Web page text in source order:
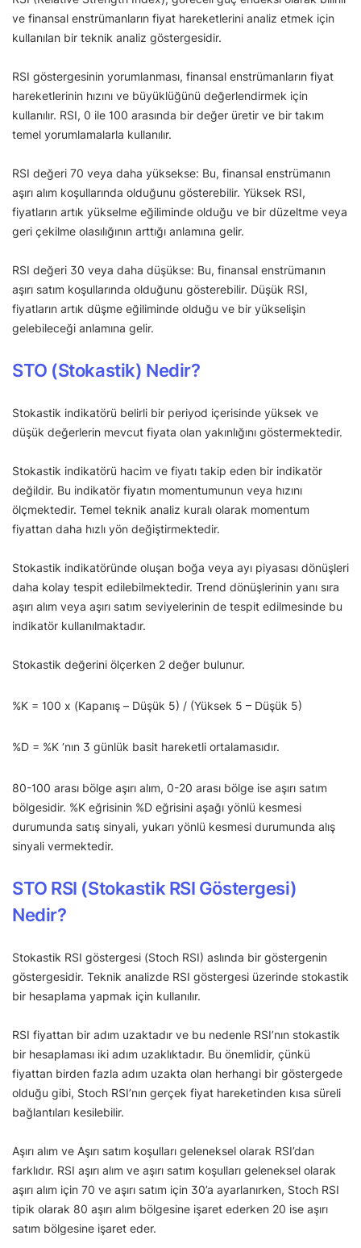
ve finansal enstrümanların fiyat hareketlerini analiz etmek için
kullanılan bir teknik analiz göstergesidir.
RSI göstergesinin yorumlanması, finansal enstrümanların fiyat
hareketlerinin hızını ve büyüklüğünü değerlendirmek için
kullanılır. RSI, 0 ile 100 arasında bir değer üretir ve bir takım
temel yorumlamalarla kullanılır.
RSI değeri 70 veya daha yüksekse: Bu, finansal enstrümanın
aşırı alım koşullarında olduğunu gösterebilir. Yüksek RSI,
fiyatların artık yükselme eğiliminde olduğu ve bir düzeltme veya
geri çekilme olasılığının arttığı anlamına gelir.
RSI değeri 30 veya daha düşükse: Bu, finansal enstrümanın
aşırı satım koşullarında olduğunu gösterebilir. Düşük RSI,
fiyatların artık düşme eğiliminde olduğu ve bir yükselişin
gelebileceği anlamına gelir.
STO (Stokastik) Nedir?
Stokastik indikatörü belirli bir periyod içerisinde yüksek ve
düşük değerlerin mevcut fiyata olan yakınlığını göstermektedir.
Stokastik indikatörü hacim ve fiyatı takip eden bir indikatör
değildir. Bu indikatör fiyatın momentumunun veya hızını
ölçmektedir. Temel teknik analiz kuralı olarak momentum
fiyattan daha hızlı yön değiştirmektedir.
Stokastik indikatöründe oluşan boğa veya ayı piyasası dönüşleri
daha kolay tespit edilebilmektedir. Trend dönüşlerinin yanı sıra
aşırı alım veya aşırı satım seviyelerinin de tespit edilmesinde bu
indikatör kullanılmaktadır.
Stokastik değerini ölçerken 2 değer bulunur.
%K = 100 x (Kapanış – Düşük 5) / (Yüksek 5 – Düşük 5)
%D = %K ‘nın 3 günlük basit hareketli ortalamasıdır.
80-100 arası bölge aşırı alım, 0-20 arası bölge ise aşırı satım
bölgesidir. %K eğrisinin %D eğrisini aşağı yönlü kesmesi
durumunda satış sinyali, yukarı yönlü kesmesi durumunda alış
sinyali vermektedir.
STO RSI (Stokastik RSI Göstergesi)
Nedir?
Stokastik RSI göstergesi (Stoch RSI) aslında bir göstergenin
göstergesidir. Teknik analizde RSI göstergesi üzerinde stokastik
bir hesaplama yapmak için kullanılır.
RSI fiyattan bir adım uzaktadır ve bu nedenle RSI’nın stokastik
bir hesaplaması iki adım uzaklıktadır. Bu önemlidir, çünkü
fiyattan birden fazla adım uzakta olan herhangi bir göstergede
olduğu gibi, Stoch RSI’nın gerçek fiyat hareketinden kısa süreli
bağlantıları kesilebilir.
Aşırı alım ve Aşırı satım koşulları geleneksel olarak RSI’dan
farklıdır. RSI aşırı alım ve aşırı satım koşulları geleneksel olarak
aşırı alım için 70 ve aşırı satım için 30’a ayarlanırken, Stoch RSI
tipik olarak 80 aşırı alım bölgesine işaret ederken 20 ise aşırı
satım bölgesine işaret eder.